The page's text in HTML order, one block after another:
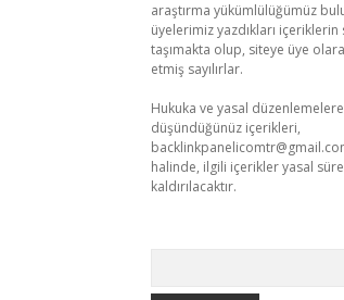
araştırma yükümlülüğümüz
üyelerimiz yazdıkları
taşımakta olup, siteye üye
etmiş sayılırlar.
Hukuka ve yasal
düşündüğünüz içerikleri,
halinde, ilgili içerikler yasal
kaldırılacaktır.